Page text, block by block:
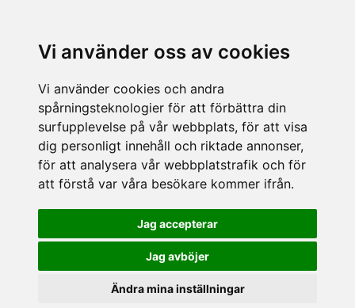
Vi använder oss av cookies
Vi använder cookies och andra
spårningsteknologier för att förbättra din
surfupplevelse på vår webbplats, för att visa
dig personligt innehåll och riktade annonser,
för att analysera vår webbplatstrafik och för
att förstå var våra besökare kommer ifrån.
Jag accepterar
Jag avböjer
Ändra mina inställningar